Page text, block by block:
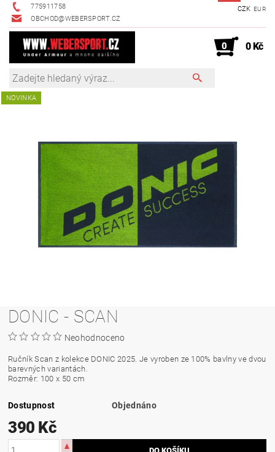
775911758
OBCHOD@WEBERSPORT.CZ
CZK EUR
0 0 Kč
NOVINKA
DONIC - SCAN
Neohodnoceno
Ručník Scan z kolekce DONIC 2025. Je vyroben ze 100% bavlny ve dvou
barevných variantách.
Rozměr: 100 x 50 cm
Dostupnost Objednáno
390 Kč